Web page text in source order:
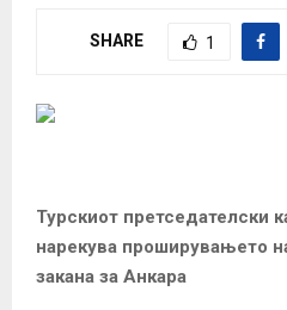
SHARE 1
Турскиот претседателски
нарекува проширувањето
закана за Анкара